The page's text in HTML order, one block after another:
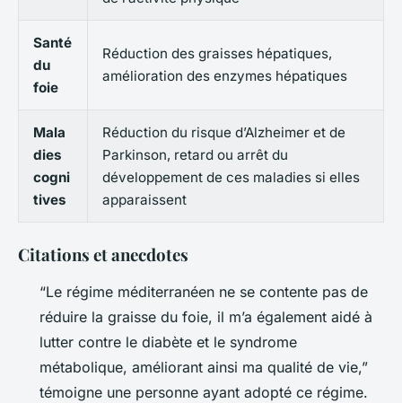
Santé
du
foie
Réduction des graisses hépatiques,
amélioration des enzymes hépatiques
Mala
dies
cogni
tives
Réduction du risque d’Alzheimer et de
Parkinson, retard ou arrêt du
développement de ces maladies si elles
apparaissent
Citations et anecdotes
“Le régime méditerranéen ne se contente pas de
réduire la graisse du foie, il m’a également aidé à
lutter contre le diabète et le syndrome
métabolique, améliorant ainsi ma qualité de vie,”
témoigne une personne ayant adopté ce régime.